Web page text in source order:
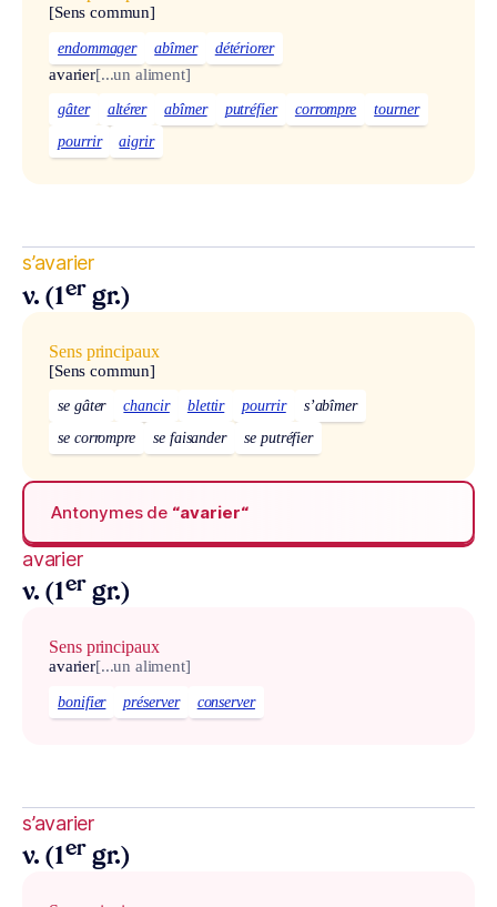
[Sens commun]
endommager abîmer détériorer
avarier[...un aliment]
gâter altérer abîmer putréfier corrompre
tourner
pourrir
aigrir
s’avarier
v. (1er gr.)
Sens principaux
[Sens commun]
se gâter chancir blettir pourrir
s’abîmer
se corrompre
se faisander se putréfier
Antonymes de “avarier“
avarier
v. (1er gr.)
Sens principaux
avarier[...un aliment]
bonifier préserver conserver
s’avarier
v. (1er gr.)